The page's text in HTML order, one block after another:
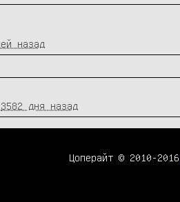
назад
3582 дня назад
Цоперайт © 2010-2016